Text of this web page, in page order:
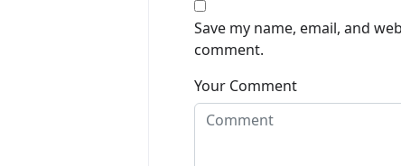
Save my name, email, and
comment.
Your Comment